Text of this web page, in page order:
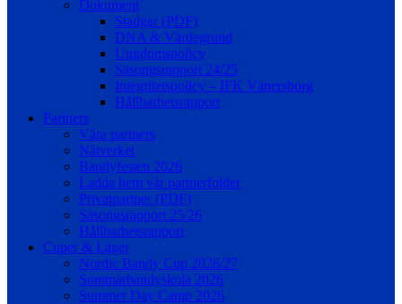
Dokument
Stadgar (PDF)
DNA & Värdegrund
Ungdomspolicy
Säsongsrapport 24/25
Integritetspolicy – IFK Vänersborg
Hållbarhetsrapport
Partners
Våra partners
Nätverket
Bandyfesten 2026
Ladda hem vår partnerfolder
Privatpartner (PDF)
Säsongsrapport 25/26
Hållbarhetsrapport
Cuper & Läger
Nordic Bandy Cup 2026/27
Sommarbandyskola 2026
Summer Day Camp 2026